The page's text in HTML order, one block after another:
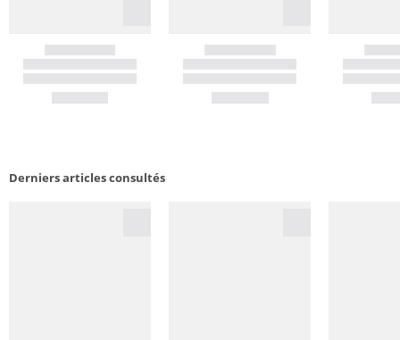
Derniers articles consultés